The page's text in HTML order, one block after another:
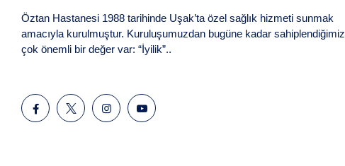
Öztan Hastanesi 1988 tarihinde Uşak’ta özel sağlık hizmeti sunmak
amacıyla kurulmuştur. Kuruluşumuzdan bugüne kadar sahiplendiğimiz
çok önemli bir değer var: “İyilik”..